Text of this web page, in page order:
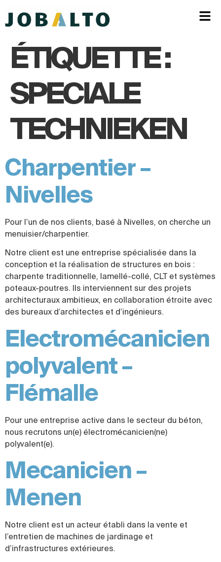
ÉTIQUETTE :
SPECIALE
TECHNIEKEN
Charpentier –
Nivelles
Pour l’un de nos clients, basé à Nivelles, on cherche un
menuisier/charpentier.
Notre client est une entreprise spécialisée dans la
conception et la réalisation de structures en bois :
charpente traditionnelle, lamellé-collé, CLT et systèmes
poteaux-poutres. Ils interviennent sur des projets
architecturaux ambitieux, en collaboration étroite avec
des bureaux d’architectes et d’ingénieurs.
Electromécanicien
polyvalent –
Flémalle
Pour une entreprise active dans le secteur du béton,
nous recrutons un(e) électromécanicien(ne)
polyvalent(e).
Mecanicien –
Menen
Notre client est un acteur établi dans la vente et
l’entretien de machines de jardinage et
d’infrastructures extérieures.